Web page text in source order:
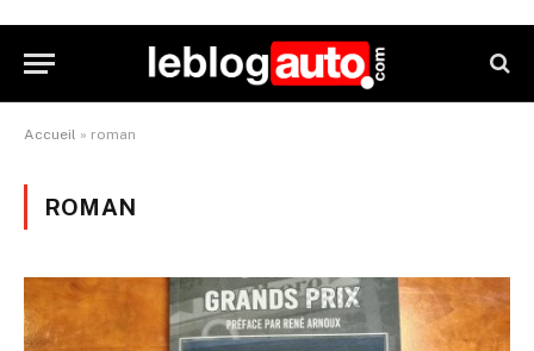
Accueil » roman
ROMAN